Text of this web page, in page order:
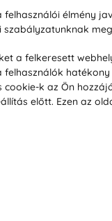
Reklamáció / Áru
Szállítás és fizetés
Üzleti feltételek
Visszaküldési
élmény
a felkeresett
cookie-k az Ön
előtt. Ezen az